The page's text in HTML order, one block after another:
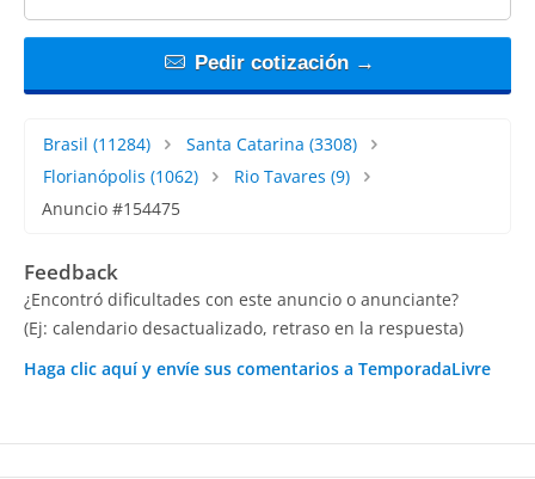
Pedir cotización →
Brasil (11284) Santa Catarina (3308)
Florianópolis (1062) Rio Tavares (9)
Anuncio #154475
Feedback
¿Encontró dificultades con este anuncio o anunciante?
(Ej: calendario desactualizado, retraso en la respuesta)
Haga clic aquí y envíe sus comentarios a TemporadaLivre